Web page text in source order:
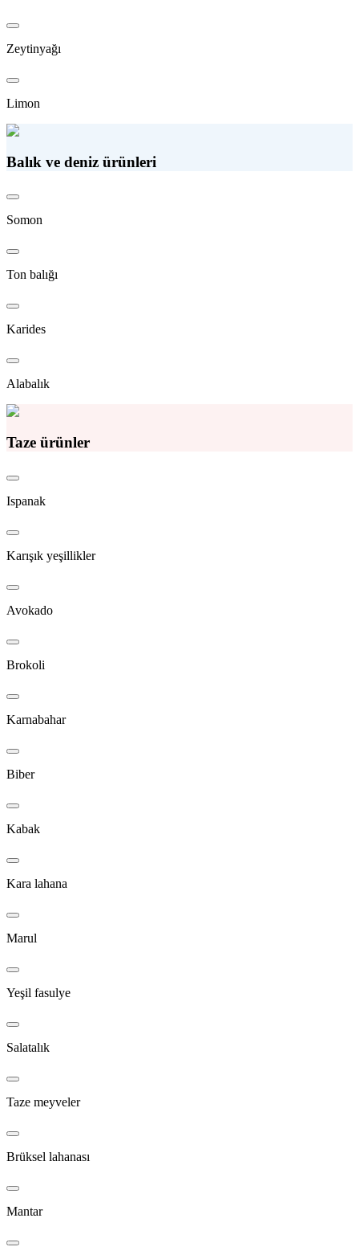
Zeytinyağı
Limon
Balık ve deniz ürünleri
Somon
Ton balığı
Karides
Alabalık
Taze ürünler
Ispanak
Karışık yeşillikler
Avokado
Brokoli
Karnabahar
Biber
Kabak
Kara lahana
Marul
Yeşil fasulye
Salatalık
Taze meyveler
Brüksel lahanası
Mantar